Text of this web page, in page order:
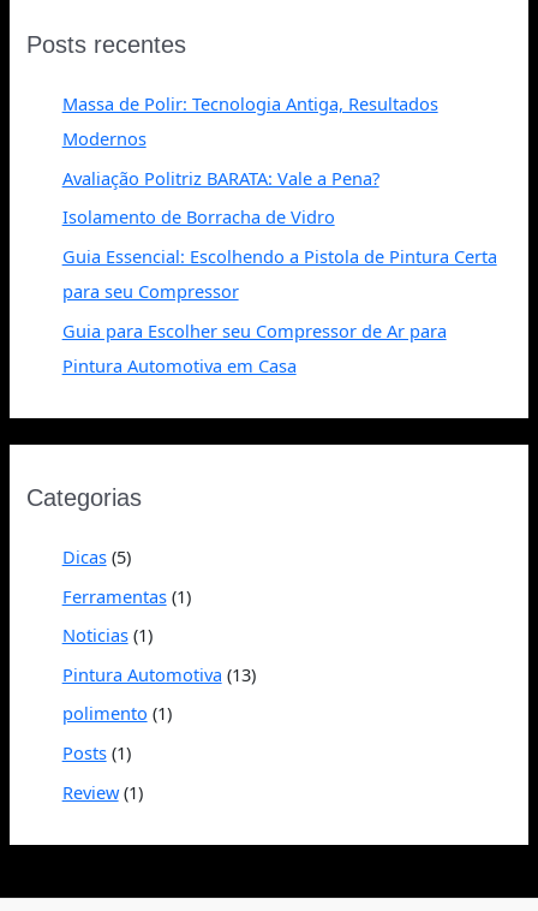
Posts recentes
Massa de Polir: Tecnologia Antiga, Resultados
Modernos
Avaliação Politriz BARATA: Vale a Pena?
Isolamento de Borracha de Vidro
Guia Essencial: Escolhendo a Pistola de Pintura Certa
para seu Compressor
Guia para Escolher seu Compressor de Ar para
Pintura Automotiva em Casa
Categorias
Dicas(5)
Ferramentas(1)
Noticias(1)
Pintura Automotiva (13)
polimento (1)
Posts(1)
Review(1)